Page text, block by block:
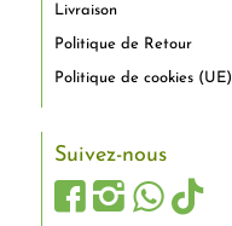
Livraison
Politique de Retour
Politique de cookies (UE)
Suivez-nous